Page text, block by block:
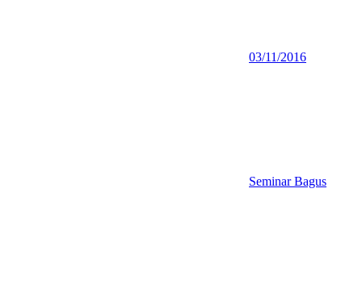
03/11/2016
Seminar Bagus